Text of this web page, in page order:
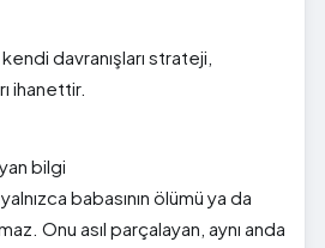
davranışları strateji,
ihanettir.
bilgi
babasının ölümü ya da
Onu asıl parçalayan, aynı anda